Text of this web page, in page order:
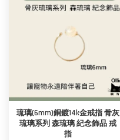
琉璃(6mm)銅鍍14k金戒指 骨灰
琉璃系列 森琉璃 紀念飾品 戒
指